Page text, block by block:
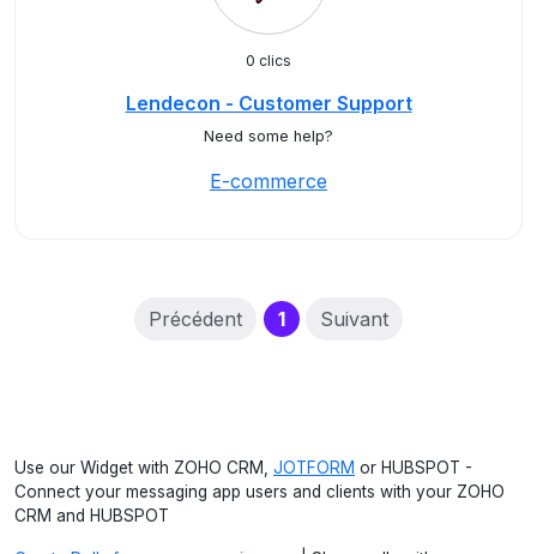
0 clics
Lendecon - Customer Support
Need some help?
E-commerce
Précédent 1(current)
Suivant
Use our Widget with ZOHO CRM, JOTFORM or HUBSPOT -
Connect your messaging app users and clients with your ZOHO
CRM and HUBSPOT